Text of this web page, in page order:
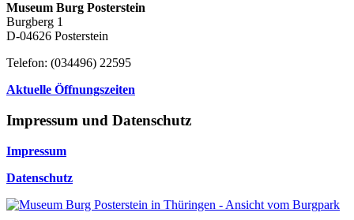
Museum Burg Posterstein
Burgberg 1
D-04626 Posterstein
Telefon: (034496) 22595
Aktuelle Öffnungszeiten
Impressum und Datenschutz
Impressum
Datenschutz